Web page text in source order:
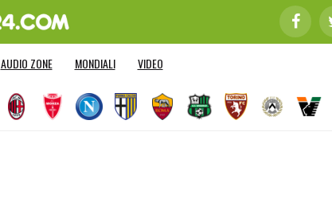
AUDIO ZONE MONDIALI VIDEO